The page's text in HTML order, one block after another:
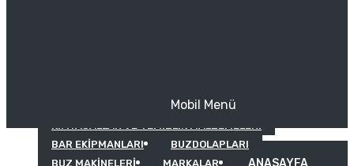
KIMYASALLAR VE TEMIZLIK MALZEMELERI
BAR EKIPMANLARI
BUZDOLAPLARI
BUZ MAKINELERI
MARKALAR
Mobil Menü